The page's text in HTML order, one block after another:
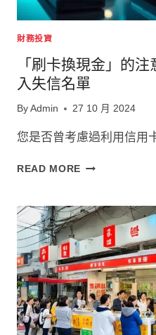
財務投資
「刷卡換現金」的
入失信名單
By Admin 27 10 月 2024
您是否曾考慮過利用信用
READ MORE 「刷
現
金」
的
注
意
事
項：
如
何